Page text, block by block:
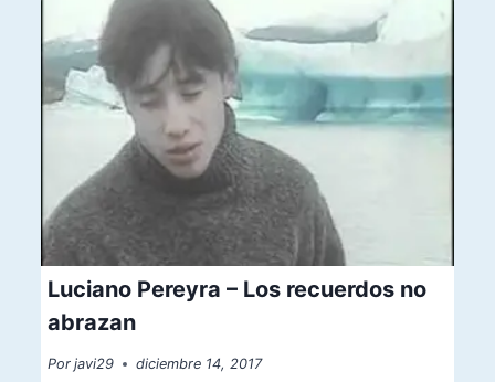
Luciano Pereyra – Los recuerdos no
abrazan
Por javi29 diciembre 14, 2017